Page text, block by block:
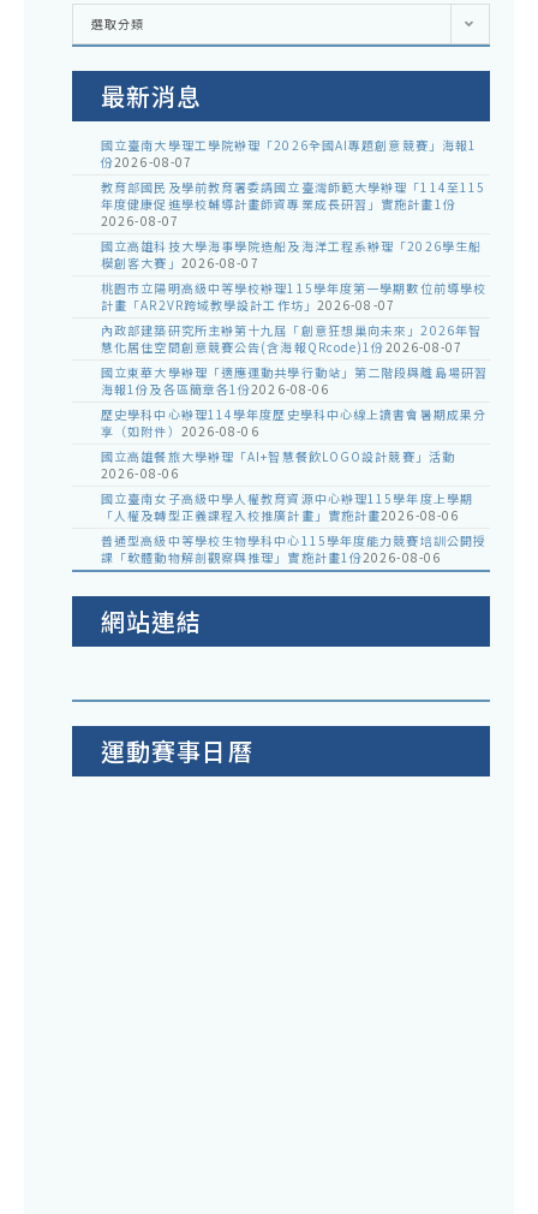
各
室
選取分類
最新消息
國立臺南大學理工學院辦理「2026全國AI專題創意競賽」海報1
份2026-08-07
教育部國民及學前教育署委請國立臺灣師範大學辦理「114至115
年度健康促進學校輔導計畫師資專業成長研習」實施計畫1份
2026-08-07
國立高雄科技大學海事學院造船及海洋工程系辦理「2026學生船
模創客大賽」 2026-08-07
桃園市立陽明高級中等學校辦理115學年度第一學期數位前導學校
計畫「AR2VR跨域教學設計工作坊」 2026-08-07
內政部建築研究所主辦第十九屆「創意狂想巢向未來」2026年智
慧化居住空間創意競賽公告(含海報QRcode)1份2026-08-07
國立東華大學辦理「適應運動共學行動站」第二階段與離島場研習
海報1份及各區簡章各1份2026-08-06
歷史學科中心辦理114學年度歷史學科中心線上讀書會暑期成果分
享（如附件） 2026-08-06
國立高雄餐旅大學辦理「AI+智慧餐飲LOGO設計競賽」活動
2026-08-06
國立臺南女子高級中學人權教育資源中心辦理115學年度上學期
「人權及轉型正義課程入校推廣計畫」實施計畫2026-08-06
普通型高級中等學校生物學科中心115學年度能力競賽培訓公開授
課「軟體動物解剖觀察與推理」實施計畫1份2026-08-06
網站連結
運動賽事日曆